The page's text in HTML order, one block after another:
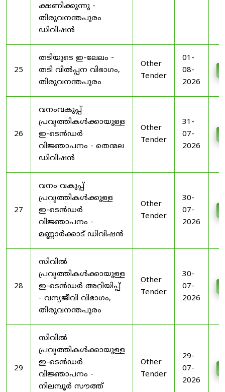
ക്ഷണിക്കുന്നു -
തിരുവനന്തപുരം
ഡിവിഷൻ
25
തടിയുടെ ഇ-ലേലം -
തടി വിൽപ്പന വിഭാഗം,
തിരുവനന്തപുരം
Other
Tender
01-
08-
2026
26
വനംവകുപ്പ്
പ്രവൃത്തികൾക്കായുള്ള
ഇ-ടെൻഡർ
വിജ്ഞാപനം - തെന്മല
ഡിവിഷൻ
Other
Tender
31-
07-
2026
27
വനം വകുപ്പ്
പ്രവൃത്തികൾക്കുള്ള
ഇ-ടെൻഡർ
വിജ്ഞാപനം -
മണ്ണാർക്കാട് ഡിവിഷൻ
Other
Tender
30-
07-
2026
28
സിവിൽ
പ്രവൃത്തികൾക്കായുള്ള
ഇ-ടെൻഡർ അറിയിപ്പ്
- വന്യജീവി വിഭാഗം,
തിരുവനന്തപുരം
Other
Tender
30-
07-
2026
29
സിവിൽ
പ്രവൃത്തികൾക്കായുള്ള
ഇ-ടെൻഡർ
വിജ്ഞാപനം -
നിലമ്പൂർ സൗത്ത്
Other
Tender
29-
07-
2026